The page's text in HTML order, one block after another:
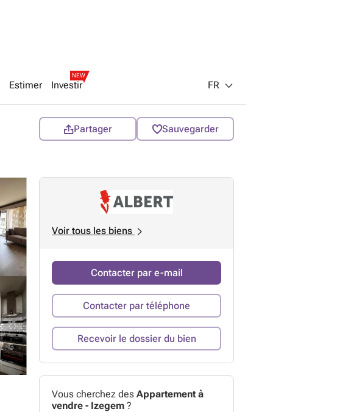
Estimer Investir
NEW
FR
Partager Sauvegarder
Voir tous les biens
Contacter par e-mail
Contacter par téléphone
Recevoir le dossier du bien
Vous cherchez des Appartement à
vendre - Izegem ?